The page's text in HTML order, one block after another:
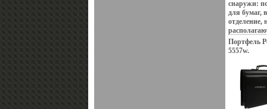
снаружи:
для бумаг,
отделение,
отделения
Портфель
5557w.